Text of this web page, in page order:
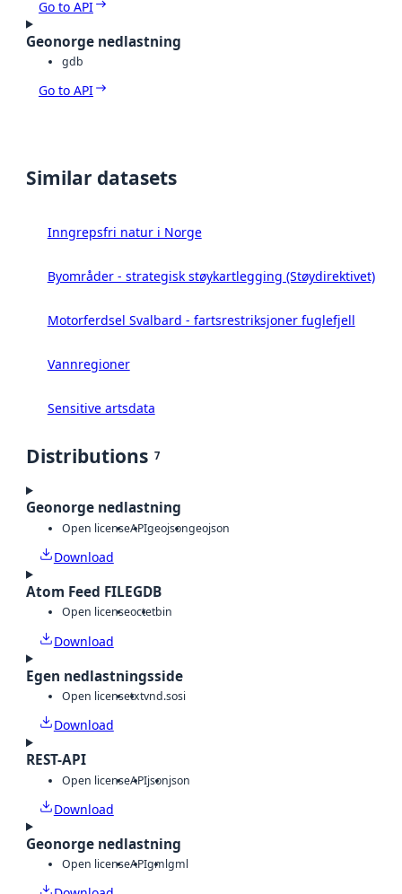
Go to API
Geonorge nedlastning
gdb
Go to API
Similar datasets
Inngrepsfri natur i Norge
Byområder - strategisk støykartlegging (Støydirektivet)
Motorferdsel Svalbard - fartsrestriksjoner fuglefjell
Vannregioner
Sensitive artsdata
Distributions 7
Geonorge nedlastning
Open licenseAPIgeojsongeojson
Download
Atom Feed FILEGDB
Open licenseoctetbin
Download
Egen nedlastningsside
Open licensetxtvnd.sosi
Download
REST-API
Open licenseAPIjsonjson
Download
Geonorge nedlastning
Open licenseAPIgmlgml